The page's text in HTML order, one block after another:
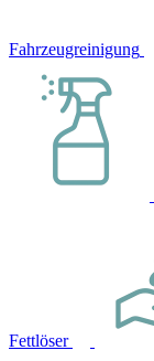
Fahrzeugreinigung
Fettlöser